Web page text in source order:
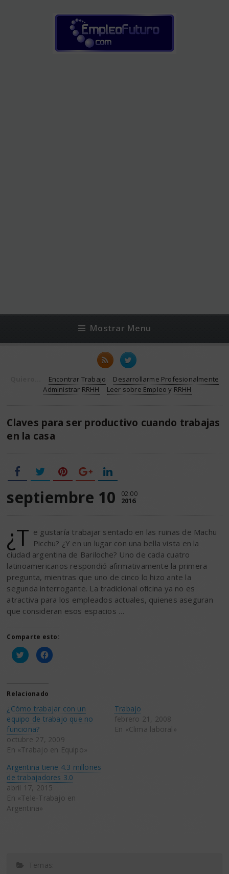
Mostrar Menu
Encontrar Trabajo
Desarrollarme Profesionalmente
Administrar RRHH
Leer sobre Empleo y RRHH
Claves para ser productivo cuando trabajas
en la casa
septiembre 10 02:00
2016
¿T e gustaría trabajar sentado en las ruinas de Machu
Picchu? ¿Y en un lugar con una bella vista en la
ciudad argentina de Bariloche? Uno de cada cuatro
latinoamericanos respondió afirmativamente la primera
pregunta, mientras que uno de cinco lo hizo ante la
segunda interrogante. La tradicional oficina ya no es
atractiva para los empleados actuales, quienes aseguran
que consideran esos espacios …
Comparte esto:
Haz
clic
(Se
abre
una
ventana
nueva)
Haz
clic
una
ventana
nueva)
Relacionado
¿Cómo trabajar con un
equipo de trabajo que no
funciona?
octubre 27, 2009
En «Trabajo en Equipo»
Trabajo
febrero 21, 2008
En «Clima laboral»
Argentina tiene 4.3 millones
de trabajadores 3.0
abril 17, 2015
En «Tele-Trabajo en
Argentina»
Temas: